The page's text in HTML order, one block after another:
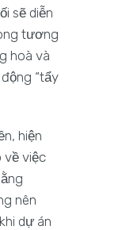
sẽ diễn
tương
hoà và
“tẩy
hiện
về việc
nên
dự án